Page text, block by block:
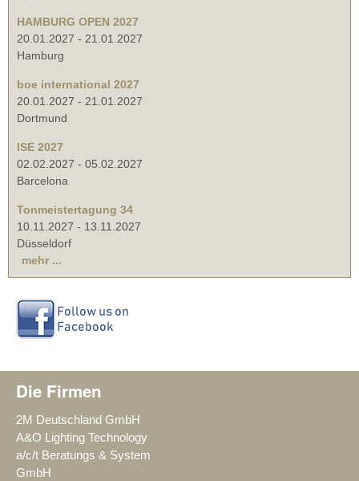
HAMBURG OPEN 2027
20.01.2027 - 21.01.2027
Hamburg
boe international 2027
20.01.2027 - 21.01.2027
Dortmund
ISE 2027
02.02.2027 - 05.02.2027
Barcelona
Tonmeistertagung 34
10.11.2027 - 13.11.2027
Düsseldorf
mehr ...
Die Firmen
2M Deutschland GmbH
A&O Lighting Technology
a/c/t Beratungs & System
GmbH